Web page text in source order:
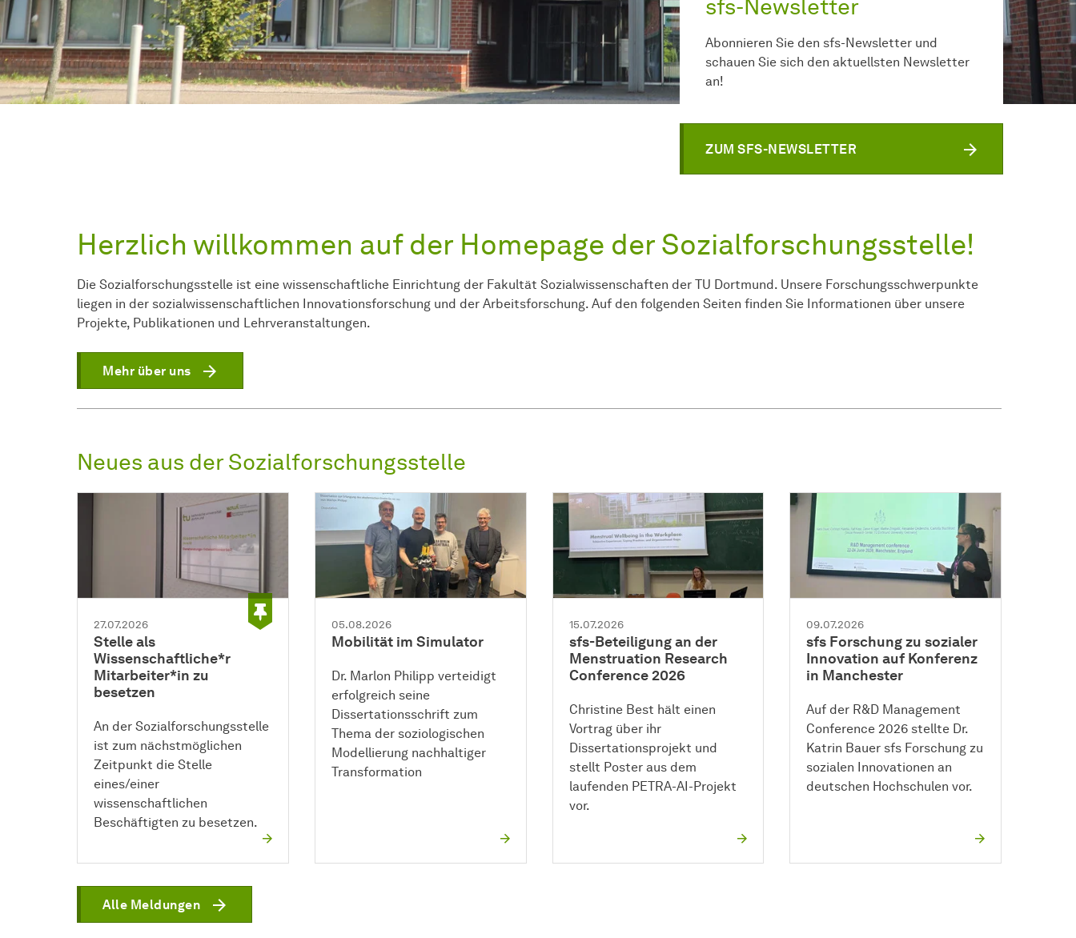
sfs-Newsletter
Abonnieren Sie den sfs-Newsletter und
schauen Sie sich den aktuellsten Newsletter
an!
ZUM SFS-NEWSLETTER
Herzlich willkommen auf der Homepage der Sozial­forschungs­stelle!
Die Sozial­forschungs­stelle ist eine wissenschaftliche Einrichtung der Fakultät Sozialwissenschaften der TU Dortmund. Unsere Forschungsschwerpunkte
liegen in der sozialwissenschaftlichen Innovationsforschung und der Arbeits­forschung. Auf den folgenden Seiten finden Sie Informationen über unsere
Projekte, Publikationen und Lehrveranstaltungen.
Mehr über uns
Neues aus derSozial­forschungs­stelle
27.07.2026
Stelle als
Wissenschaftliche*r
Mitarbeiter*in zu
besetzen
An der Sozial­forschungs­stelle
ist zum nächstmöglichen
Zeitpunkt die Stelle
eines/einer
wissenschaftlichen
Beschäftigten zu besetzen.
05.08.2026
Mobilität im Simulator
Dr. Marlon Philipp verteidigt
erfolgreich seine
Dissertationsschrift zum
Thema der soziologischen
Modellierung nachhaltiger
Transformation
15.07.2026
sfs-Beteiligung an der
Menstruation Research
Conference 2026
Christine Best hält einen
Vortrag über ihr
Dissertationsprojekt und
stellt Poster aus dem
laufenden PETRA-AI-Projekt
vor.
09.07.2026
sfs Forschung zu sozialer
Innovation auf Konferenz
in Manchester
Auf der R&D Management
Conference 2026 stellte Dr.
Katrin Bauer sfs Forschung zu
sozialen Innovationen an
deutschen Hochschulen vor.
Alle Meldungen